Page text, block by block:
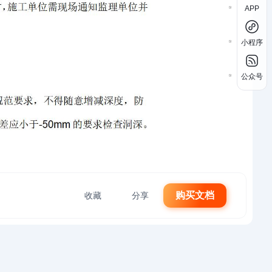
收藏 分享 购买文档
APP
小程序
公众号